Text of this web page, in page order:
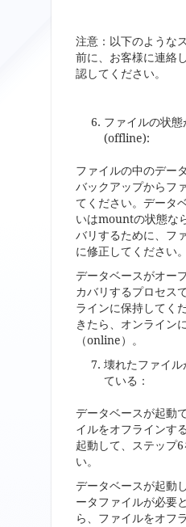
注意：以下のような
前に、お客様に連絡
認してください。
ファイルの状
(offline):
ファイルの中のデー
バックアップからフ
てください。データ
いはmountの状態な
バリするために、フ
に修正してください。
データベースがオー
カバリするプロセス
ラインに保持してく
きたら、オンライン
（online）。
壊れたファイル
ている：
データベースが起動
イルをオフラインす
起動して、ステップ
い。
データベースが起動
ータファイルが必要
ら、ファイルをオフ